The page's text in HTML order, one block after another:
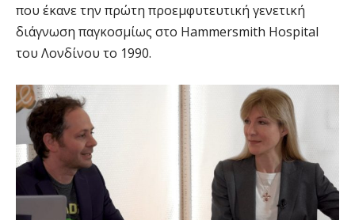
που έκανε την πρώτη προεμφυτευτική γενετική
διάγνωση παγκοσμίως στο Hammersmith Hospital
του Λονδίνου το 1990.